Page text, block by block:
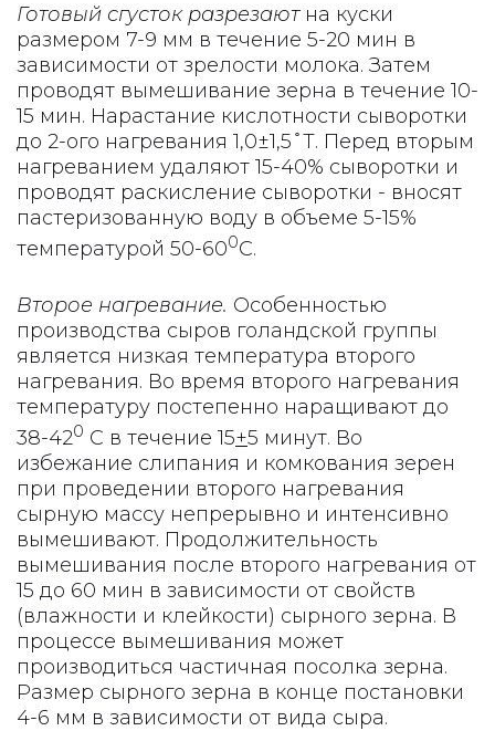
Готовый сгусток разрезаютна куски
размером 7-9 мм в течение 5-20 мин в
зависимости от зрелости молока. Затем
проводят вымешивание зерна в течение 10-
15 мин. Нарастание кислотности сыворотки
до 2-ого нагревания 1,0±1,5 ̊ Т. Перед вторым
нагреванием удаляют 15-40% сыворотки и
проводят раскисление сыворотки - вносят
пастеризованную воду в объеме 5-15%
температурой 50-600С.
Второе нагревание. Особенностью
производства сыров голандской группы
является низкая температура второго
нагревания. Во время второго нагревания
температуру постепенно наращивают до
38-420 С в течение 15+5 минут. Во
избежание слипания и комкования зерен
при проведении второго нагревания
сырную массу непрерывно и интенсивно
вымешивают. Продолжительность
вымешивания после второго нагревания от
15 до 60 мин в зависимости от свойств
(влажности и клейкости) сырного зерна. В
процессе вымешивания может
производиться частичная посолка зерна.
Размер сырного зерна в конце постановки
4-6 мм в зависимости от вида сыра.